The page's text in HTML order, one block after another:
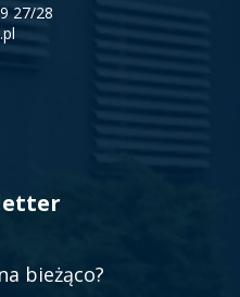
27/28
bieżąco?